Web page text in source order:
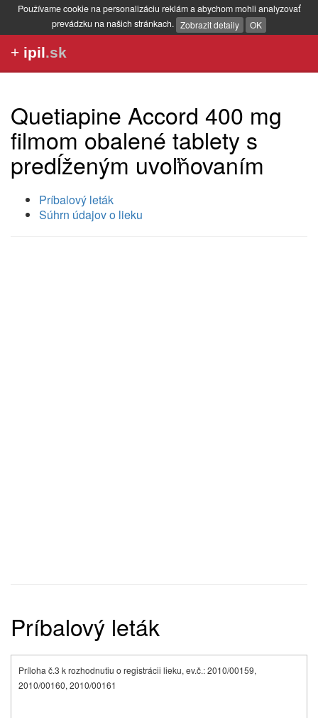
Používame cookie na personalizáciu reklám a abychom mohli analyzovať
prevádzku na našich stránkach. Zobrazit detaily OK
+ ipil.sk
Quetiapine Accord 400 mg
filmom obalené tablety s
predĺženým uvoľňovaním
Príbalový leták
Súhrn údajov o lieku
Príbalový leták
Príloha č.3 k rozhodnutiu o registrácii lieku, ev.č.: 2010/00159,
2010/00160, 2010/00161